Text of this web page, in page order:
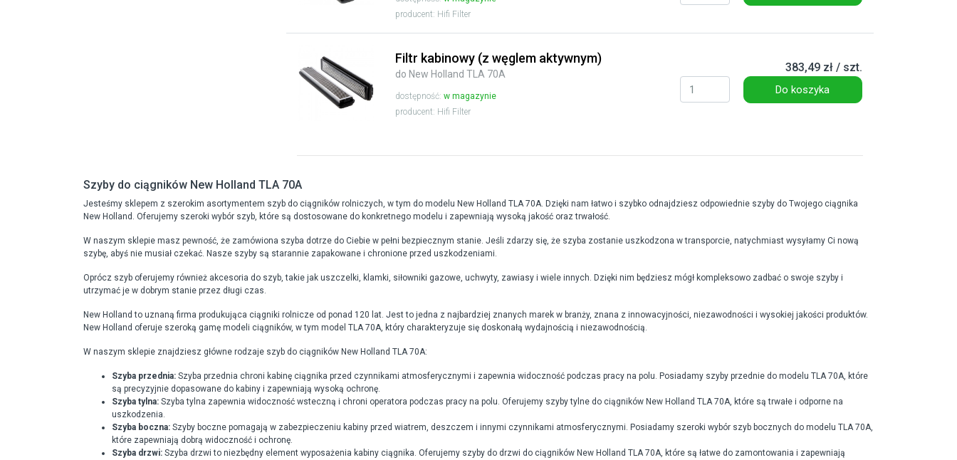
producent: Hifi Filter
Filtr kabinowy (z węglem aktywnym)
do New Holland TLA 70A
dostępność:w magazynie
producent: Hifi Filter
383,49 zł / szt.
Do koszyka
Szyby do ciągników New Holland TLA 70A
Jesteśmy sklepem z szerokim asortymentem szyb do ciągników rolniczych, w tym do modelu New Holland TLA 70A. Dzięki nam łatwo i szybko odnajdziesz odpowiednie szyby do Twojego ciągnika
New Holland. Oferujemy szeroki wybór szyb, które są dostosowane do konkretnego modelu i zapewniają wysoką jakość oraz trwałość.
W naszym sklepie masz pewność, że zamówiona szyba dotrze do Ciebie w pełni bezpiecznym stanie. Jeśli zdarzy się, że szyba zostanie uszkodzona w transporcie, natychmiast wysyłamy Ci nową
szybę, abyś nie musiał czekać. Nasze szyby są starannie zapakowane i chronione przed uszkodzeniami.
Oprócz szyb oferujemy również akcesoria do szyb, takie jak uszczelki, klamki, siłowniki gazowe, uchwyty, zawiasy i wiele innych. Dzięki nim będziesz mógł kompleksowo zadbać o swoje szyby i
utrzymać je w dobrym stanie przez długi czas.
New Holland to uznaną firma produkująca ciągniki rolnicze od ponad 120 lat. Jest to jedna z najbardziej znanych marek w branży, znana z innowacyjności, niezawodności i wysokiej jakości produktów.
New Holland oferuje szeroką gamę modeli ciągników, w tym model TLA 70A, który charakteryzuje się doskonałą wydajnością i niezawodnością.
W naszym sklepie znajdziesz główne rodzaje szyb do ciągników New Holland TLA 70A:
Szyba przednia: Szyba przednia chroni kabinę ciągnika przed czynnikami atmosferycznymi i zapewnia widoczność podczas pracy na polu. Posiadamy szyby przednie do modelu TLA 70A, które
są precyzyjnie dopasowane do kabiny i zapewniają wysoką ochronę.
Szyba tylna: Szyba tylna zapewnia widoczność wsteczną i chroni operatora podczas pracy na polu. Oferujemy szyby tylne do ciągników New Holland TLA 70A, które są trwałe i odporne na
uszkodzenia.
Szyba boczna: Szyby boczne pomagają w zabezpieczeniu kabiny przed wiatrem, deszczem i innymi czynnikami atmosferycznymi. Posiadamy szeroki wybór szyb bocznych do modelu TLA 70A,
które zapewniają dobrą widoczność i ochronę.
Szyba drzwi: Szyba drzwi to niezbędny element wyposażenia kabiny ciągnika. Oferujemy szyby do drzwi do ciągników New Holland TLA 70A, które są łatwe do zamontowania i zapewniają